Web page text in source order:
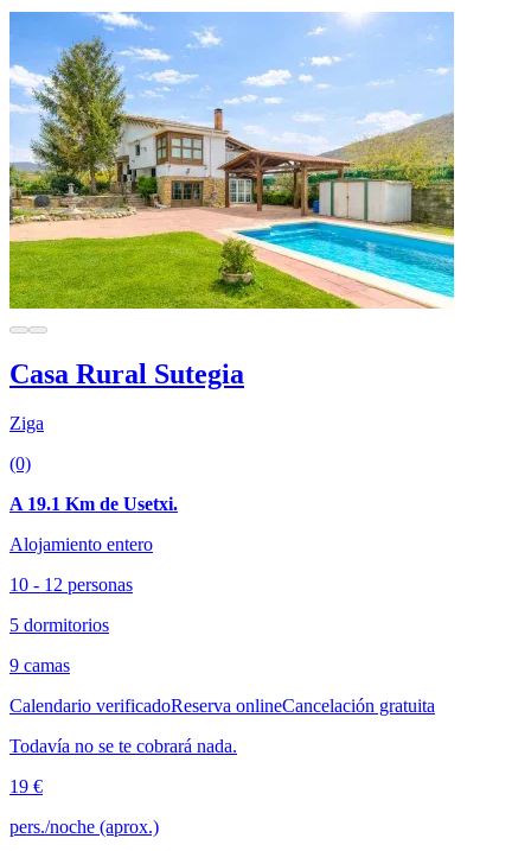
Casa Rural Sutegia
Ziga
(0)
A 19.1 Km de Usetxi.
Alojamiento entero
10 - 12 personas
5 dormitorios
9 camas
Calendario verificadoReserva onlineCancelación gratuita
Todavía no se te cobrará nada.
19 €
pers./noche (aprox.)